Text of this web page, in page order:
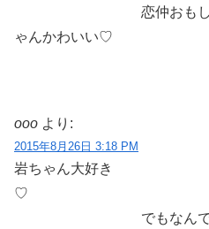
恋仲おもしろい！
ゃんかわいい♡
ooo より:
2015年8月26日 3:18 PM
岩ちゃん大好き
でもなんで臣く